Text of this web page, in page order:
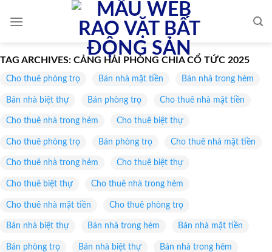
TAG ARCHIVES: CẢNG HẢI PHÒNG CHIA CỔ TỨC 2025
Cho thuê phòng trọ Bán nhà mặt tiền Bán nhà trong hẻm
Bán nhà biệt thự Bán phòng trọ Cho thuê nhà mặt tiền
Cho thuê nhà trong hẻm Cho thuê biệt thự
Cho thuê phòng trọ Bán phòng trọ Cho thuê nhà mặt tiền
Cho thuê nhà trong hẻm Cho thuê biệt thự
Cho thuê biệt thự Cho thuê nhà trong hẻm
Cho thuê nhà mặt tiền Cho thuê phòng trọ
Bán nhà biệt thự Bán nhà trong hẻm Bán nhà mặt tiền
Bán phòng trọ Bán nhà biệt thự Bán nhà trong hẻm